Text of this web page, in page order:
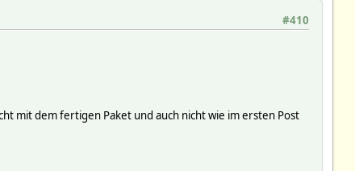
#410
mit dem fertigen Paket und auch nicht wie im ersten Post